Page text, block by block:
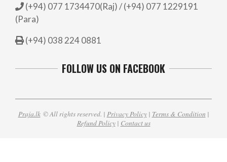
(+94) 077 1734470(Raj) / (+94) 077 1229191
(Para)
(+94) 038 224 0881
FOLLOW US ON FACEBOOK
Praja.lk© All rights reserved. | Privacy Policy| Terms & Condition |
Refund Policy| Contact us